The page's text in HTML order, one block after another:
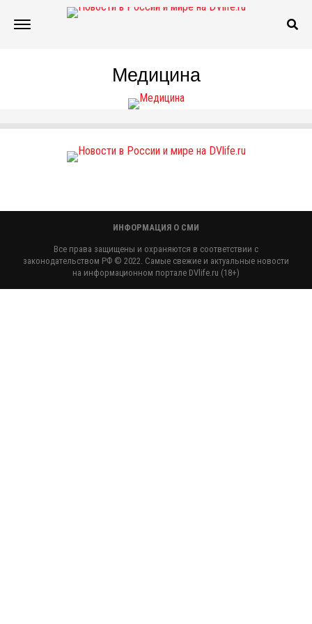
Медицина
ИНФОРМАЦИЯ О СМИ
Все права защищены и охраняются в соответствии с
законодательством РФ © 2022. Самые свежие и актуальные новости
на информационном портале DVlife.ru (18+)